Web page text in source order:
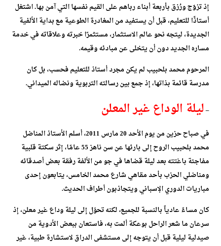
إذ تزوّج ورُزق بأربعة أبناء رباهم على القيم نفسها التي آمن بها. اشتغل
أستاذًا للتعليم، قبل أن يستفيد من المغادرة الطوعية مع بداية الألفية
الجديدة، ليتجه نحو عالم الاستثمار، مستثمرًا خبرته وعلاقاته في خدمة
مساره الجديد دون أن يتخلى عن مبادئه وقيمه.
المرحوم محمد بلحبيب لم يكن مجرد أستاذ للتعليم فحسب، بل كان
مدرسة قائمة بذاتها، إذ جمع بين رسالته التربوية ونضاله الميداني.
– ليلة الوداع غير المعلن
في صباح حزين من يوم الأحد 20 مارس 2011، أسلم الأستاذ المناضل
محمد بلحبيب الروح إلى بارئها عن سن ناهز 55 عامًا، إثر سكتة قلبية
مفاجئة باغتته بعد ليلة قضاها في جو من الألفة رفقة بعض أصدقائه
ومناضلي الحزب بأحد مقاهي شارع محمد الخامس، يتابعون إحدى
مباريات الدوري الإسباني ويتجاذبون أطراف الحديث.
كان مساءً عادياً بالنسبة للجميع، لكنه تحوّل إلى ليلة وداع غير معلن، إذ
سرعان ما شعر الراحل بوعكة ألمت به، فاستعان ببعض الأدوية من
صيدلية ليلية قبل أن يتوجه إلى مستشفى الدراق لاستشارة طبية، غير